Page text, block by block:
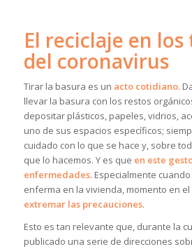
El reciclaje en
del coronavirus
Tirar la basura es un acto cotidiano.
llevar la basura con los restos
depositar plásticos, papeles, vidrios,
uno de sus espacios específicos;
cuidado con lo que se hace y, sobre
que lo hacemos. Y es que en este
enfermedades. Especialmente
enferma en la vivienda, momento en
extremar las precauciones.
Esto es tan relevante que, durante la
publicado una serie de direcciones